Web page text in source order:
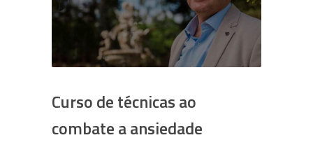
Curso de técnicas ao
combate a ansiedade